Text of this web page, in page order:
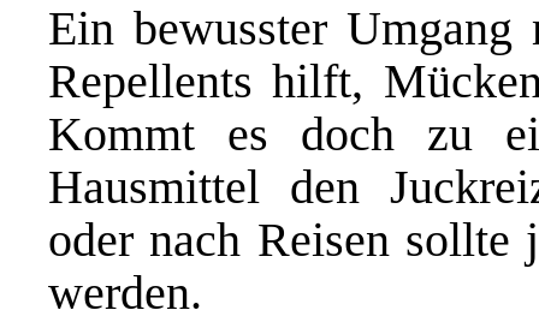
Ein bewusster
Repellents hilft,
Kommt es doch zu
Hausmittel den
oder nach Reisen sollte
werden.